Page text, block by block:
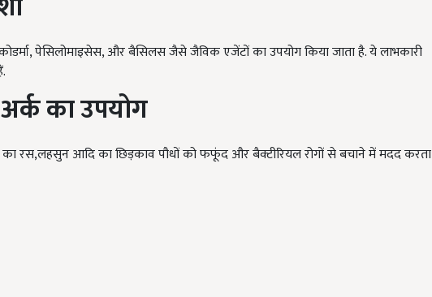
पेसिलोमाइसेस, और बैसिलस जैसे जैविक एजेंटों का उपयोग किया जाता है. ये लाभकारी
का उपयोग
रस,लहसुन आदि का छिड़काव पौधों को फफूंद और बैक्टीरियल रोगों से बचाने में मदद करता